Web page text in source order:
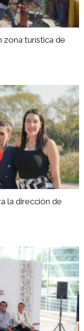
zona turística de
la dirección de